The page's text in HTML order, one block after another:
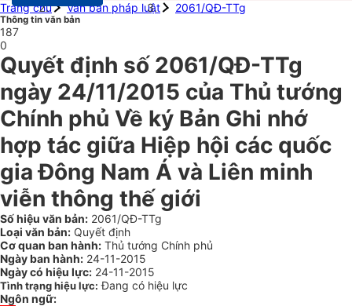
Trang chủ
Văn bản pháp luật 2061/QĐ-TTg
Thông tin văn bản
187
0
Quyết định số 2061/QĐ-TTg
ngày 24/11/2015 của Thủ tướng
Chính phủ Về ký Bản Ghi nhớ
hợp tác giữa Hiệp hội các quốc
gia Đông Nam Á và Liên minh
viễn thông thế giới
Số hiệu văn bản: 2061/QĐ-TTg
Loại văn bản: Quyết định
Cơ quan ban hành: Thủ tướng Chính phủ
Ngày ban hành: 24-11-2015
Ngày có hiệu lực: 24-11-2015
Tình trạng hiệu lực: Đang có hiệu lực
Ngôn ngữ: